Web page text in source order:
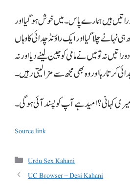
راتیں ہیں ہمارے پاس۔ میں خوش ہو گیا اور
نہانے چلا گیا اور ایک راؤنڈ چدائی کا وہاں
راتیں نہ تو میں نے مامی کو چین لینے دیا اور نہ
کرتا رہا اور وہ بھی مجھ سے مزا لیتی رہیں۔
میری کہانی؟ امید ہے آپ کو پسند آئی ہو گی۔
Source link
Categories
Urdu Sex Kahani
UC Browser – Desi Kahani